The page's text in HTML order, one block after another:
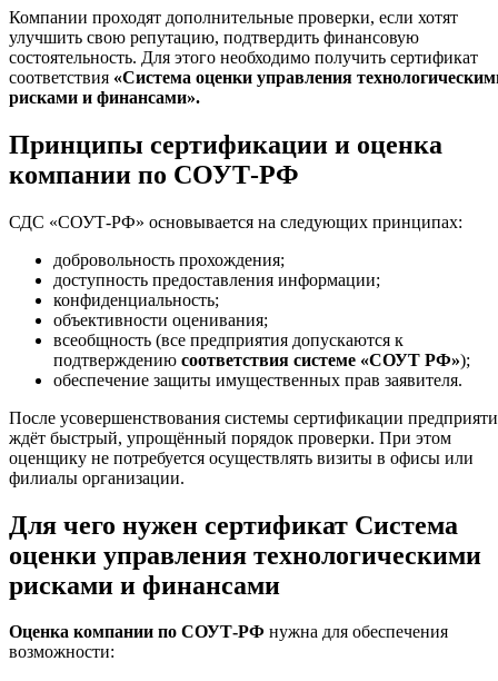
Компании проходят дополнительные проверки, если хотят
улучшить свою репутацию, подтвердить финансовую
состоятельность. Для этого необходимо получить сертификат
соответствия «Система оценки управления
рисками и финансами».
Принципы сертификации и оценка
компании по СОУТ-РФ
СДС «СОУТ-РФ» основывается на следующих принципах:
добровольность прохождения;
доступность предоставления информации;
конфиденциальность;
объективности оценивания;
всеобщность (все предприятия допускаются к
подтверждению соответствия системе «СОУТ РФ»);
обеспечение защиты имущественных прав заявителя.
После усовершенствования системы сертификации
ждёт быстрый, упрощённый порядок проверки. При этом
оценщику не потребуется осуществлять визиты в офисы или
филиалы организации.
Для чего нужен сертификат Система
оценки управления технологическими
рисками и финансами
Оценка компании по СОУТ-РФ нужна для обеспечения
возможности: